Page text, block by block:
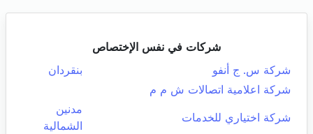
شركات في نفس الإختصاص
شركة س. ج أنفو
بنقردان
شركة اعلامية اتصالات ش م م
شركة اختياري للخدمات
مدنين
الشمالية